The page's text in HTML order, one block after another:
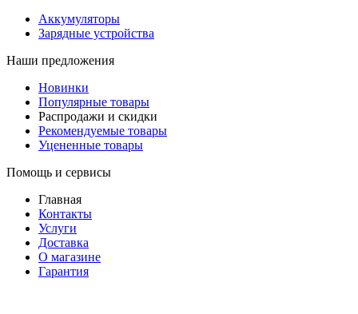
Аккумуляторы
Зарядные устройства
Наши предложения
Новинки
Популярные товары
Распродажи и скидки
Рекомендуемые товары
Уцененные товары
Помощь и сервисы
Главная
Контакты
Услуги
Доставка
О магазине
Гарантия